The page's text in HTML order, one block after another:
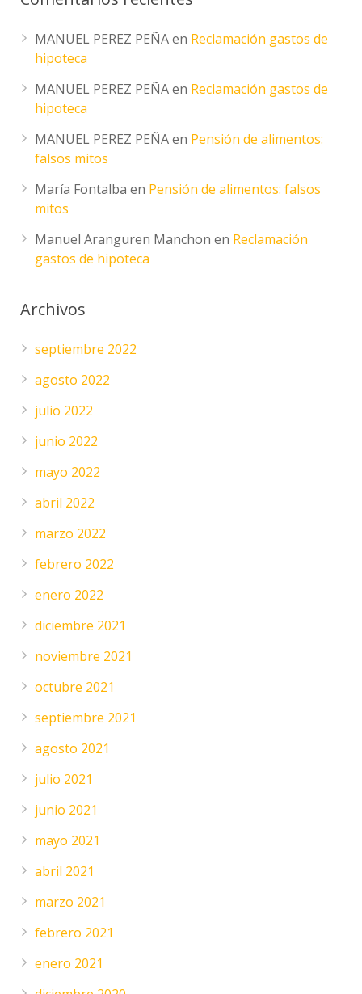
MANUEL PEREZ PEÑAen Reclamación gastos de
hipoteca
MANUEL PEREZ PEÑAen Reclamación gastos de
hipoteca
MANUEL PEREZ PEÑAen Pensión de alimentos:
falsos mitos
María Fontalba en Pensión de alimentos: falsos
mitos
Manuel Aranguren Manchon en Reclamación
gastos de hipoteca
Archivos
septiembre 2022
agosto 2022
julio 2022
junio 2022
mayo 2022
abril 2022
marzo 2022
febrero 2022
enero 2022
diciembre 2021
noviembre 2021
octubre 2021
septiembre 2021
agosto 2021
julio 2021
junio 2021
mayo 2021
abril 2021
marzo 2021
febrero 2021
enero 2021